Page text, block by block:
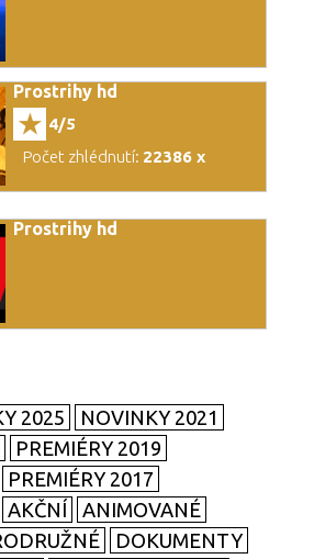
Prostrihy hd
4/5
Počet zhlédnutí: 22386 x
Prostrihy hd
2025
NOVINKY 2021
PREMIÉRY 2019
PREMIÉRY 2017
AKČNÍ
ANIMOVANÉ
DOKUMENTY